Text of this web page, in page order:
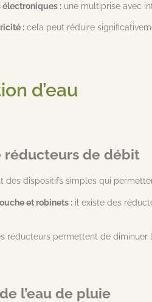
électroniques : une multiprise avec
: cela peut réduire
d’eau
réducteurs de débit
des dispositifs simples qui
et robinets : il existe des
réducteurs permettent de diminuer
l’eau de pluie